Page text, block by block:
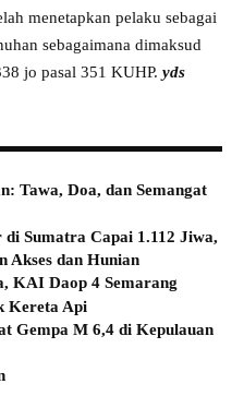
menetapkan pelaku sebagai
sebagaimana dimaksud
jo pasal 351 KUHP. yds
Tawa, Doa, dan Semangat
Sumatra Capai 1.112 Jiwa,
Akses dan Hunian
KAI Daop 4 Semarang
Kereta Api
Gempa M 6,4 di Kepulauan